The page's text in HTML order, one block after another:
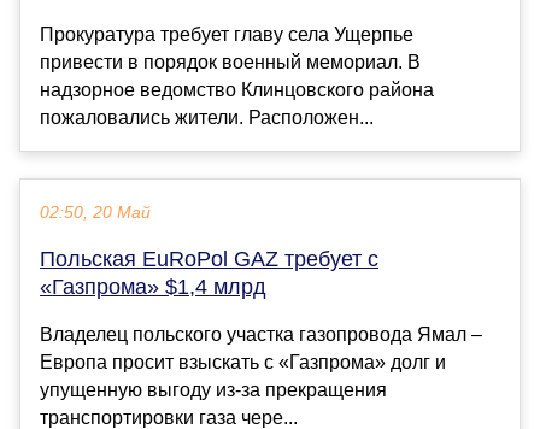
Прокуратура требует главу села Ущерпье
привести в порядок военный мемориал. В
надзорное ведомство Клинцовского района
пожаловались жители. Расположен...
02:50, 20 Май
Польская EuRoPol GAZ требует с
«Газпрома» $1,4 млрд
Владелец польского участка газопровода Ямал –
Европа просит взыскать с «Газпрома» долг и
упущенную выгоду из-за прекращения
транспортировки газа чере...